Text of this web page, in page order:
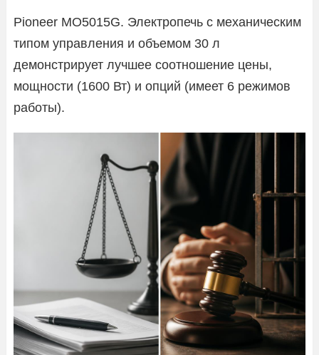
Pioneer MO5015G. Электропечь с механическим
типом управления и объемом 30 л
демонстрирует лучшее соотношение цены,
мощности (1600 Вт) и опций (имеет 6 режимов
работы).